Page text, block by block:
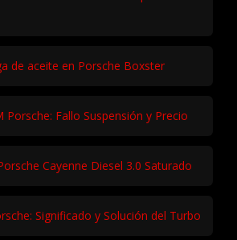
de aceite en Porsche Boxster
Porsche: Fallo Suspensión y Precio
Cayenne Diesel 3.0 Saturado
Significado y Solución del Turbo